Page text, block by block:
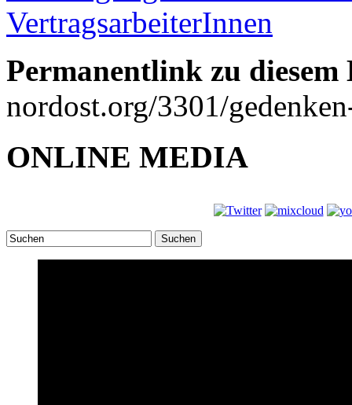
VertragsarbeiterInnen
Permanentlink zu
nordost.org/3301/
ONLINE MEDIA
Suchen